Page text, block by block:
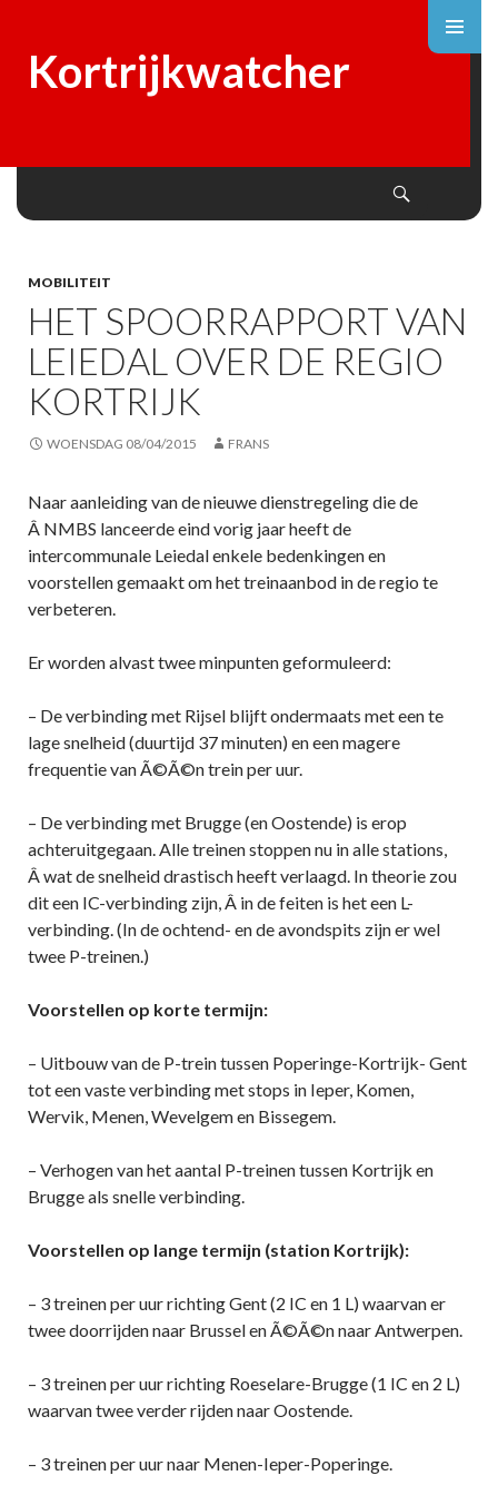
Kortrijkwatcher
MOBILITEIT
HET SPOORRAPPORT VAN
LEIEDAL OVER DE REGIO
KORTRIJK
WOENSDAG 08/04/2015 FRANS
Naar aanleiding van de nieuwe dienstregeling die de
Â NMBS lanceerde eind vorig jaar heeft de
intercommunale Leiedal enkele bedenkingen en
voorstellen gemaakt om het treinaanbod in de regio te
verbeteren.
Er worden alvast twee minpunten geformuleerd:
– De verbinding met Rijsel blijft ondermaats met een te
lage snelheid (duurtijd 37 minuten) en een magere
frequentie van Ã©Ã©n trein per uur.
– De verbinding met Brugge (en Oostende) is erop
achteruitgegaan. Alle treinen stoppen nu in alle stations,
Â wat de snelheid drastisch heeft verlaagd. In theorie zou
dit een IC-verbinding zijn, Â in de feiten is het een L-
verbinding. (In de ochtend- en de avondspits zijn er wel
twee P-treinen.)
Voorstellen op korte termijn:
– Uitbouw van de P-trein tussen Poperinge-Kortrijk- Gent
tot een vaste verbinding met stops in Ieper, Komen,
Wervik, Menen, Wevelgem en Bissegem.
– Verhogen van het aantal P-treinen tussen Kortrijk en
Brugge als snelle verbinding.
Voorstellen op lange termijn (station Kortrijk):
– 3 treinen per uur richting Gent (2 IC en 1 L) waarvan er
twee doorrijden naar Brussel en Ã©Ã©n naar Antwerpen.
– 3 treinen per uur richting Roeselare-Brugge (1 IC en 2 L)
waarvan twee verder rijden naar Oostende.
– 3 treinen per uur naar Menen-Ieper-Poperinge.